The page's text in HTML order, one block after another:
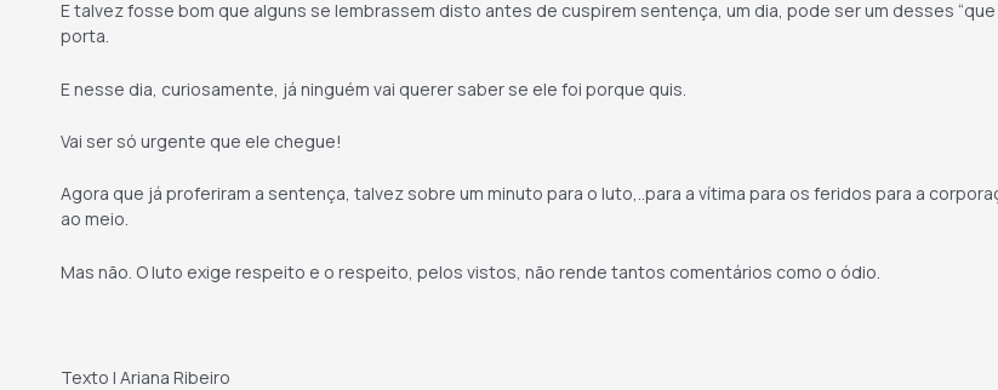
E talvez fosse bom que alguns se lembrassem disto antes de cuspirem sentença, um dia, pode ser um desses
porta.
E nesse dia, curiosamente, já ninguém vai querer saber se ele foi porque quis.
Vai ser só urgente que ele chegue!
Agora que já proferiram a sentença, talvez sobre um minuto para o luto,..para a vítima para os feridos para a
ao meio.
Mas não. O luto exige respeito e o respeito, pelos vistos, não rende tantos comentários como o ódio.
Texto | Ariana Ribeiro